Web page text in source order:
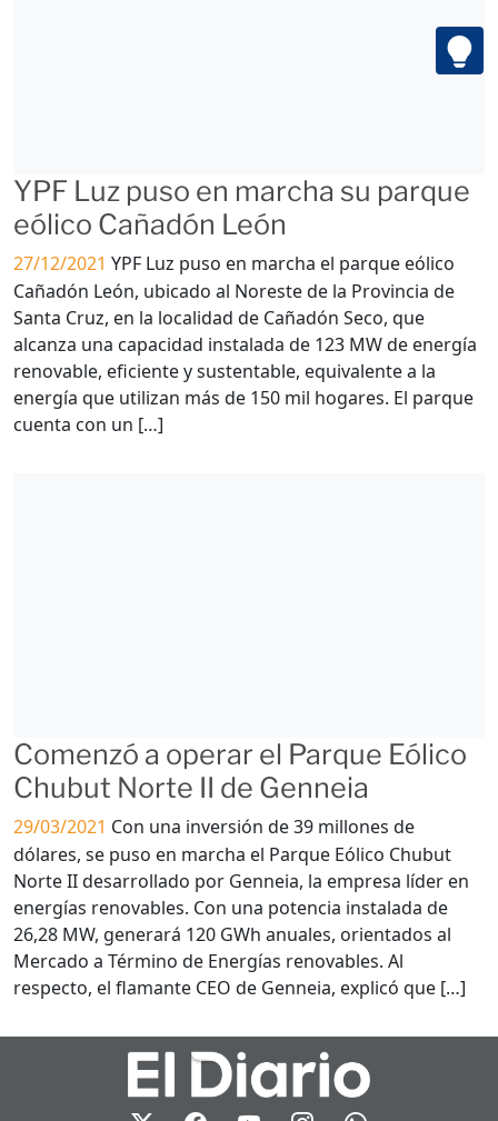
YPF Luz puso en marcha su parque
eólico Cañadón León
27/12/2021 YPF Luz puso en marcha el parque eólico
Cañadón León, ubicado al Noreste de la Provincia de
Santa Cruz, en la localidad de Cañadón Seco, que
alcanza una capacidad instalada de 123 MW de energía
renovable, eficiente y sustentable, equivalente a la
energía que utilizan más de 150 mil hogares. El parque
cuenta con un […]
Comenzó a operar el Parque Eólico
Chubut Norte II de Genneia
29/03/2021 Con una inversión de 39 millones de
dólares, se puso en marcha el Parque Eólico Chubut
Norte II desarrollado por Genneia, la empresa líder en
energías renovables. Con una potencia instalada de
26,28 MW, generará 120 GWh anuales, orientados al
Mercado a Término de Energías renovables. Al
respecto, el flamante CEO de Genneia, explicó que […]